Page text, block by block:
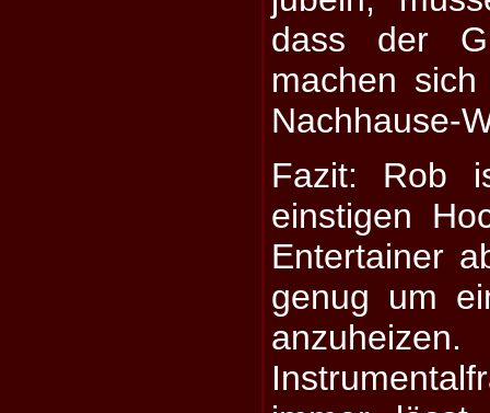
dass der
machen
Nachhause-
Fazit: Rob
einstigen
Entertainer
genug um